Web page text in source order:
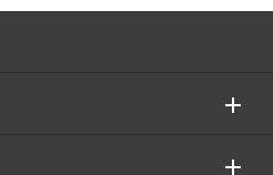
ビジネス向けパソコン